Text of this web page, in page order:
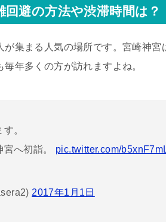
避の方法や渋滞時間は？
が集まる人気の場所です。宮崎神
年多くの方が訪れますよね。
。
へ初詣。 pic.twitter.com/
2017年1月1日